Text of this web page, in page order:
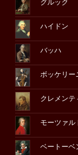
グルック
ハイドン
バッハ
ボッケリー
クレメンテ
モーツァル
ベートーベ